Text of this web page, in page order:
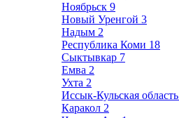
Ноябрьск 9
Новый Уренгой 3
Надым 2
Республика Коми 18
Сыктывкар 7
Емва 2
Ухта 2
Иссык-Кульская область
Каракол 2